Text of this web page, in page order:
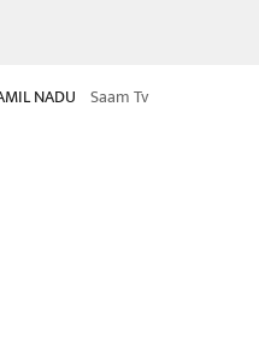
NADU Saam Tv